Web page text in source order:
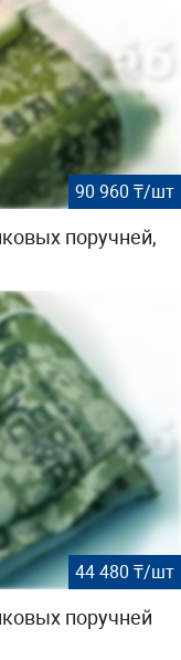
90 960 ₸/шт
поручней,
44 480 ₸/шт
поручней